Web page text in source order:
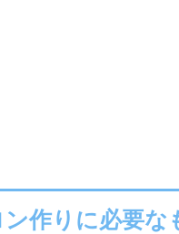
作りに必要な